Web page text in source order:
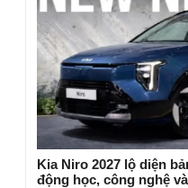
Kia Niro 2027 lộ diện
động học, công nghệ